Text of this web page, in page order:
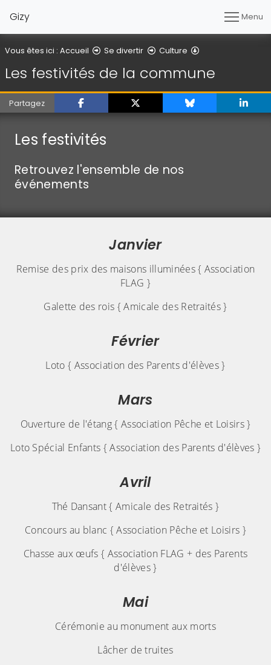
Gizy Menu
Vous êtes ici : Accueil Se divertir Culture
Les festivités de la commune
Partagez
Les festivités
Retrouvez l'ensemble de nos
événements
Janvier
Remise des prix des maisons illuminées { Association
FLAG }
Galette des rois { Amicale des Retraités }
Février
Loto { Association des Parents d'élèves }
Mars
Ouverture de l'étang { Association Pêche et Loisirs }
Loto Spécial Enfants { Association des Parents d'élèves }
Avril
Thé Dansant { Amicale des Retraités }
Concours au blanc { Association Pêche et Loisirs }
Chasse aux œufs { Association FLAG + des Parents
d'élèves }
Mai
Cérémonie au monument aux morts
Lâcher de truites